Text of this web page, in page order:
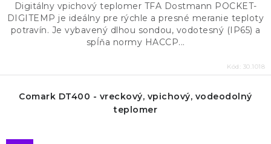
Digitálny vpichový teplomer TFA Dostmann POCKET-
DIGITEMP je ideálny pre rýchle a presné meranie teploty
potravín. Je vybavený dlhou sondou, vodotesný (IP65) a
spĺňa normy HACCP...
Kód: 30.1018
Comark DT400 - vreckový, vpichový, vodeodolný
teplomer